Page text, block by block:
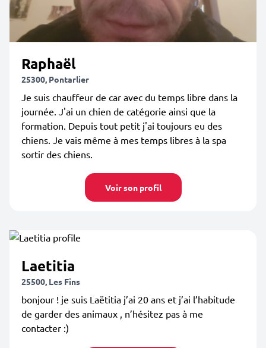
Raphaël
25300, Pontarlier
Je suis chauffeur de car avec du temps libre dans la
journée. J'ai un chien de catégorie ainsi que la
formation. Depuis tout petit j'ai toujours eu des
chiens. Je vais même à mes temps libres à la spa
sortir des chiens.
Voir son profil
Laetitia
25500, Les Fins
bonjour ! je suis Laëtitia j’ai 20 ans et j’ai l’habitude
de garder des animaux , n’hésitez pas à me
contacter :)